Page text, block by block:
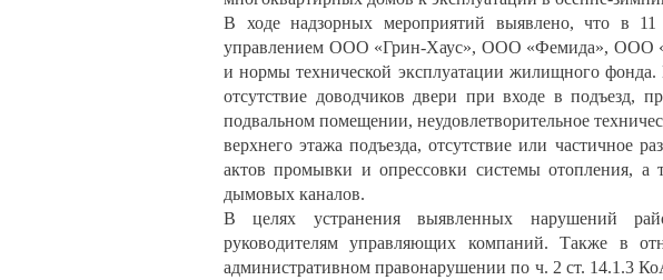
В ходе надзорных мероприятий выявлено, что в
управлением ООО «Грин-Хаус», ООО «Фемида», ООО
и нормы технической эксплуатации жилищного
отсутствие доводчиков двери при входе в подъезд,
подвальном помещении, неудовлетворительное
верхнего этажа подъезда, отсутствие или частичное
актов промывки и опрессовки системы отопления, а
дымовых каналов.
В целях устранения выявленных нарушений
руководителям управляющих компаний. Также в
административном правонарушении по ч. 2 ст. 14.1.3